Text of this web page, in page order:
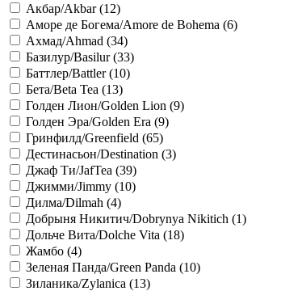
Акбар/Akbar (12)
Аморе де Богема/Amore de Bohema (6)
Ахмад/Ahmad (34)
Базилур/Basilur (33)
Баттлер/Battler (10)
Бета/Beta Tea (13)
Голден Лион/Golden Lion (9)
Голден Эра/Golden Era (9)
Гринфилд/Greenfield (65)
Дестинасьон/Destination (3)
Джаф Ти/JafTea (39)
Джимми/Jimmy (10)
Дилма/Dilmah (4)
Добрыня Никитич/Dobrynya Nikitich (1)
Дольче Вита/Dolche Vita (18)
Жамбо (4)
Зеленая Панда/Green Panda (10)
Зиланика/Zylanica (13)